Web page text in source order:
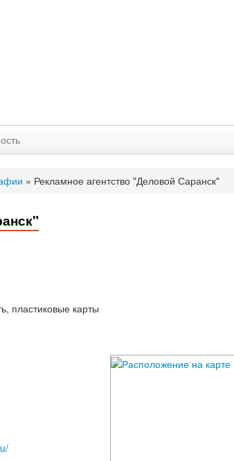
» Рекламное агентство "Деловой Саранск"
пластиковые карты